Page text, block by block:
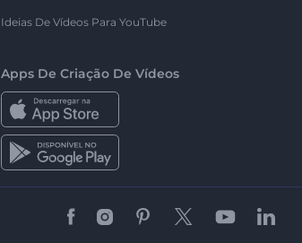
Ideias De Vídeos Para YouTube
Apps De Criação De Vídeos